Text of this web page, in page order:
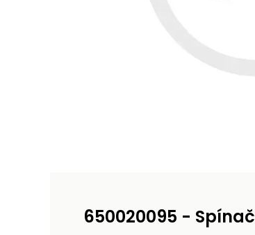
650020095 - Spínač